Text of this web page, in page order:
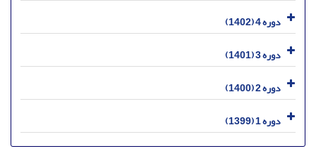
دوره 4 (1402)
دوره 3 (1401)
دوره 2 (1400)
دوره 1 (1399)